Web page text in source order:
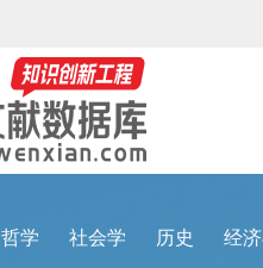
哲学 社会学 历史 经